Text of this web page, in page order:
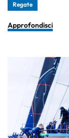
Regate
Approfondisci